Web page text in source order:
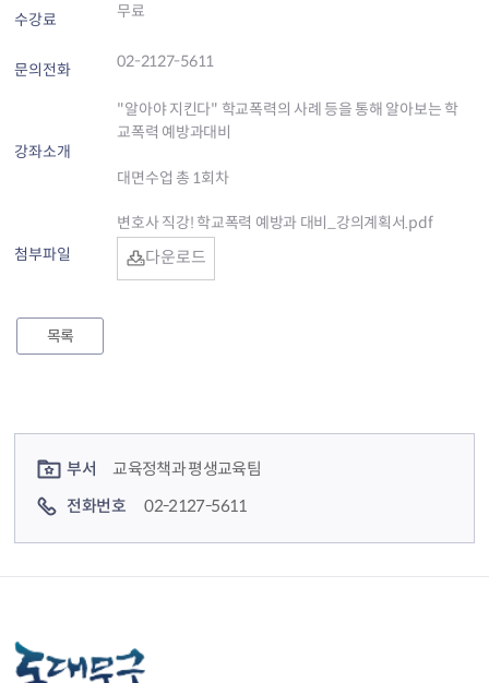
수강료 무료
문의전화 02-2127-5611
강좌소개
"알아야 지킨다" 학교폭력의 사례 등을 통해 알아보는 학
교폭력 예방과대비
대면수업 총 1회차
첨부파일
변호사 직강! 학교폭력 예방과 대비_강의계획서.pdf
다운로드
목록
부서
교육정책과 평생교육팀
전화번호
02-2127-5611